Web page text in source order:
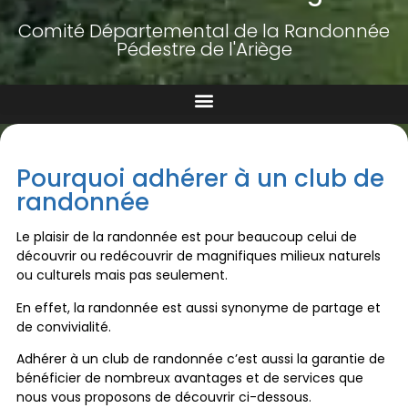
Comité Départemental de la Randonnée
Pédestre de l'Ariège
Pourquoi adhérer à un club de
randonnée
Le plaisir de la randonnée est pour beaucoup celui de
découvrir ou redécouvrir de magnifiques milieux naturels
ou culturels mais pas seulement.
En effet, la randonnée est aussi synonyme de partage et
de convivialité.
Adhérer à un club de randonnée c’est aussi la garantie de
bénéficier de nombreux avantages et de services que
nous vous proposons de découvrir ci-dessous.